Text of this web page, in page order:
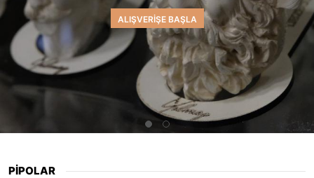
ALIŞVERİŞE BAŞLA
PİPOLAR